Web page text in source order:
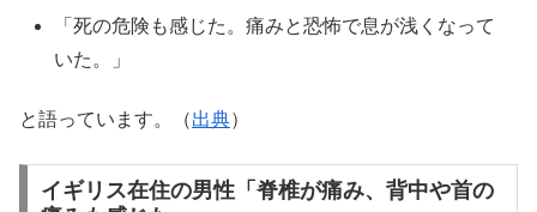
「死の危険も感じた。痛みと恐怖で息が浅くなって
いた。」
と語っています。（出典）
イギリス在住の男性「脊椎が痛み、背中や首の